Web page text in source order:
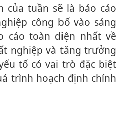
công bố vào sáng
cáo toàn diện nhất về
nghiệp và tăng trưởng
tố có vai trò đặc biệt
trình hoạch định chính